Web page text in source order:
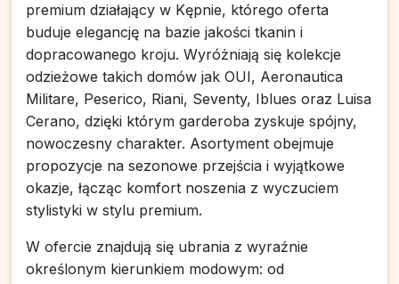
premium działający w Kępnie, którego oferta
buduje elegancję na bazie jakości tkanin i
dopracowanego kroju. Wyróżniają się kolekcje
odzieżowe takich domów jak OUI, Aeronautica
Militare, Peserico, Riani, Seventy, Iblues oraz Luisa
Cerano, dzięki którym garderoba zyskuje spójny,
nowoczesny charakter. Asortyment obejmuje
propozycje na sezonowe przejścia i wyjątkowe
okazje, łącząc komfort noszenia z wyczuciem
stylistyki w stylu premium.
W ofercie znajdują się ubrania z wyraźnie
określonym kierunkiem modowym: od